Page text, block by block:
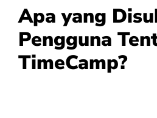
Apa yang
Pengguna
TimeCamp?